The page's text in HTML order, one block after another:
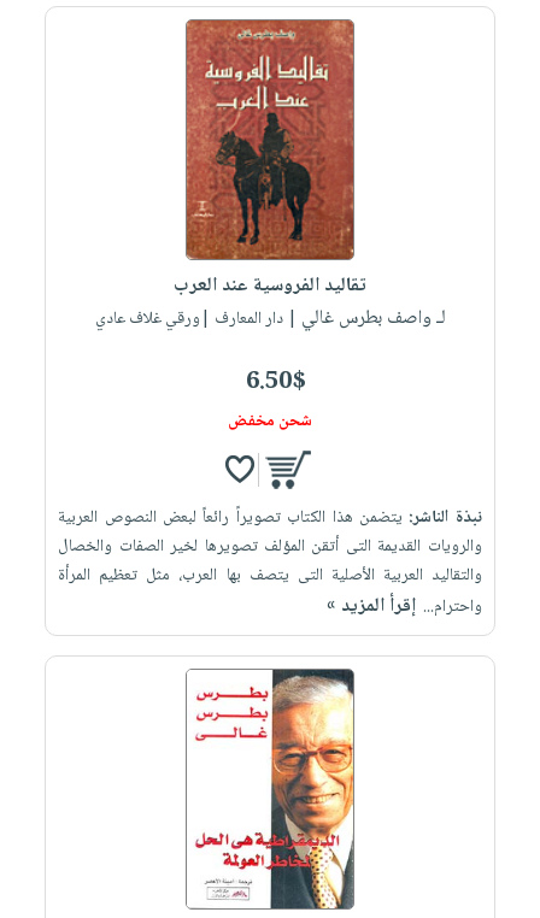
تقاليد الفروسية عند العرب
لـ واصف بطرس غالي | دار المعارف |ورقي غلاف عادي
6.50$
شحن مخفض
نبذة الناشر: يتضمن هذا الكتاب تصويراً رائعاً لبعض النصوص العربية
والرويات القديمة التى أتقن المؤلف تصويرها لخير الصفات والخصال
والتقاليد العربية الأصلية التى يتصف بها العرب، مثل تعظيم المرأة
واحترام... إقرأ المزيد »